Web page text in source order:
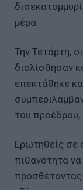
μέρα.
Την Τετάρτη,
διολίσθησαν
επεκτάθηκε
του
Ερωτηθείς σε
πιθανότητα
προσθέτοντας